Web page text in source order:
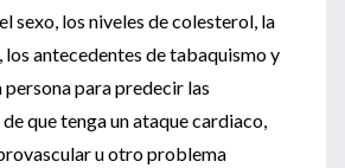
sexo, los niveles de colesterol, la
antecedentes de tabaquismo y
persona para predecir las
que tenga un ataque cardiaco,
u otro problema